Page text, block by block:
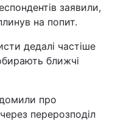
заявили,
на попит.
дедалі частіше
ближчі
про
перерозподіл